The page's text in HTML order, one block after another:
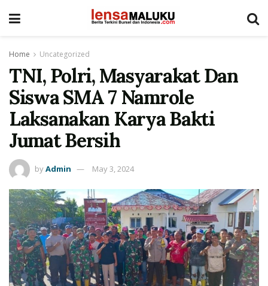
Home Uncategorized
TNI, Polri, Masyarakat Dan
Siswa SMA 7 Namrole
Laksanakan Karya Bakti
Jumat Bersih
byAdmin May 3, 2024